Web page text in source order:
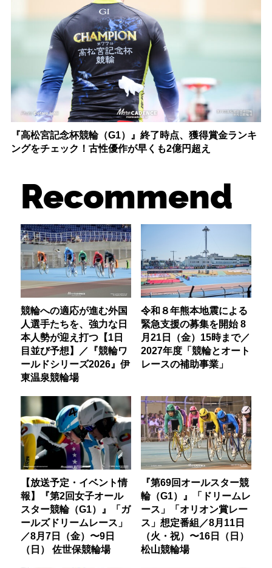
『高松宮記念杯競輪（G1）』終了時点、獲得賞金ランキ
ングをチェック！古性優作が早くも2億円超え
Recommend
競輪への適応が進む外国
人選手たちを、強力な日
本人勢が迎え打つ【1日
目並び予想】／『競輪ワ
ールドシリーズ2026』伊
東温泉競輪場
令和８年熊本地震による
緊急支援の募集を開始 8
月21日（金）15時まで／
2027年度「競輪とオート
レースの補助事業」
【放送予定・イベント情
報】『第2回女子オール
スター競輪（G1）』「ガ
ールズドリームレース」
／8月7日（金）〜9日
（日） 佐世保競輪場
『第69回オールスター競
輪（G1）』「ドリームレ
ース」「オリオン賞レー
ス」想定番組／8月11日
（火・祝）〜16日（日）
松山競輪場